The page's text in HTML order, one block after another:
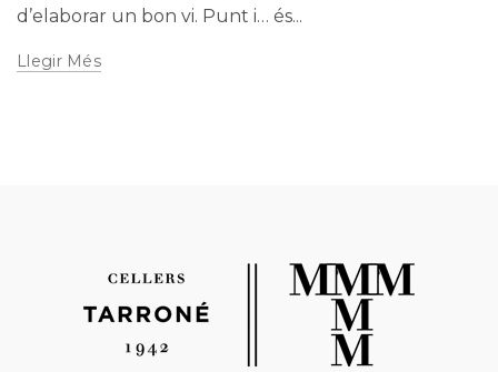
d’elaborar un bon vi. Punt i… és...
Llegir Més